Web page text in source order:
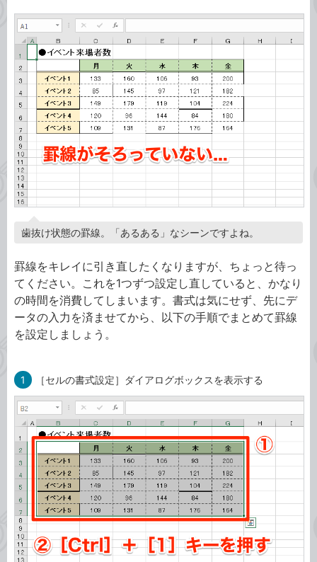
歯抜け状態の罫線。「あるある」なシーンですよね。
罫線をキレイに引き直したくなりますが、ちょっと待っ
てください。これを1つずつ設定し直していると、かなり
の時間を消費してしまいます。書式は気にせず、先にデ
ータの入力を済ませてから、以下の手順でまとめて罫線
を設定しましょう。
1 ［セルの書式設定］ダイアログボックスを表示する